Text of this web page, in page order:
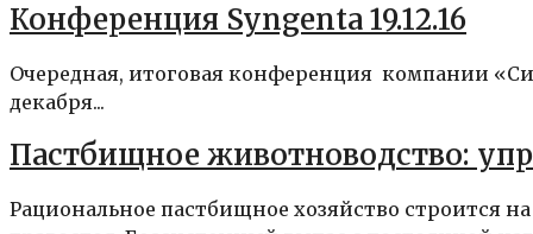
Конференция Syngenta 19.12.16
Очередная, итоговая конференция компании
декабря...
Пастбищное животноводство:
Рациональное пастбищное хозяйство строится